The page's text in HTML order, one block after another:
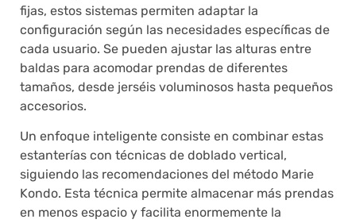
fijas, estos sistemas permiten adaptar la
configuración según las necesidades específicas de
cada usuario. Se pueden ajustar las alturas entre
baldas para acomodar prendas de diferentes
tamaños, desde jerséis voluminosos hasta pequeños
accesorios.
Un enfoque inteligente consiste en combinar estas
estanterías con técnicas de doblado vertical,
siguiendo las recomendaciones del método Marie
Kondo. Esta técnica permite almacenar más prendas
en menos espacio y facilita enormemente la